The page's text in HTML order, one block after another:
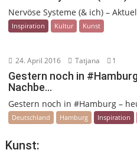
Nervöse Systeme (& ich) –
Inspiration Kultur Kunst
24. April 2016 Tatjana 1
Gestern noch in
Nachbe…
Gestern noch in #Hamburg –
Deutschland Hamburg Inspiration
Kunst: